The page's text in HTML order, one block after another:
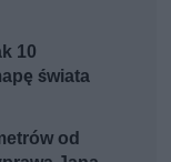
10
świata
od